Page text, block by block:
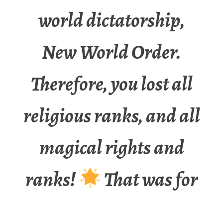
world dictatorship,
New World Order.
Therefore, you lost all
religious ranks, and all
magical rights and
ranks!
That was for